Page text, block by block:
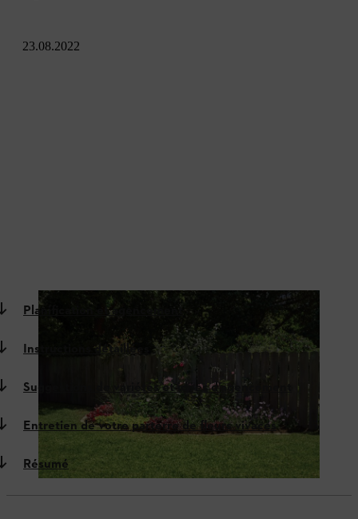
23.08.2022
Planification et agencement
Instructions détaillées
Suggestions de variétés et idées d’agencement
Entretien de votre parterre de fleurs vivaces
Résumé